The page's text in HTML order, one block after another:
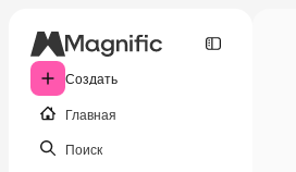
Создать
Главная
Поиск